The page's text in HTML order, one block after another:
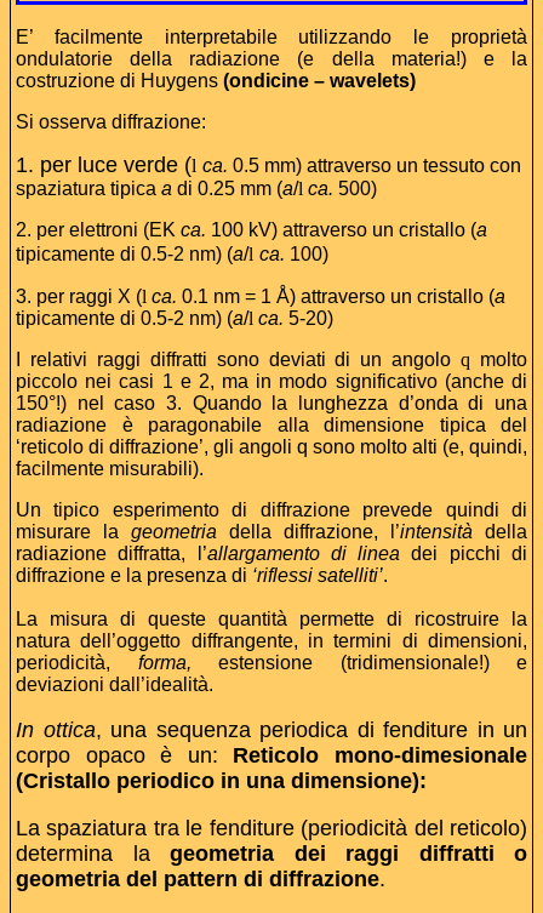
E’ facilmente interpretabile utilizzando le proprietà
ondulatorie della radiazione (e della materia!) e la
costruzione di Huygens (ondicine – wavelets)
Si osserva diffrazione:
1. per luce verde (l ca. 0.5 mm) attraverso un tessuto con
spaziatura tipica a di 0.25 mm (a/l ca. 500)
2. per elettroni (EK ca. 100 kV) attraverso un cristallo (a
tipicamente di 0.5-2 nm) (a/l ca. 100)
3. per raggi X (l ca. 0.1 nm = 1 Å) attraverso un cristallo (a
tipicamente di 0.5-2 nm) (a/l ca. 5-20)
I relativi raggi diffratti sono deviati di un angolo q molto
piccolo nei casi 1 e 2, ma in modo significativo (anche di
150°!) nel caso 3. Quando la lunghezza d’onda di una
radiazione è paragonabile alla dimensione tipica del
‘reticolo di diffrazione’, gli angoli q sono molto alti (e, quindi,
facilmente misurabili).
Un tipico esperimento di diffrazione prevede quindi di
misurare la geometria della diffrazione, l’intensità della
radiazione diffratta, l’allargamento di lineadei picchi di
diffrazione e la presenza di ‘riflessi satelliti’.
La misura di queste quantità permette di ricostruire la
natura dell’oggetto diffrangente, in termini di dimensioni,
periodicità, forma, estensione (tridimensionale!) e
deviazioni dall’idealità.
In ottica, una sequenza periodica di fenditure in un
corpo opaco è un: Reticolo mono-dimesionale
(Cristallo periodico in una dimensione):
La spaziatura tra le fenditure (periodicità del reticolo)
determina la geometria dei raggi diffratti o
geometria del pattern di diffrazione.